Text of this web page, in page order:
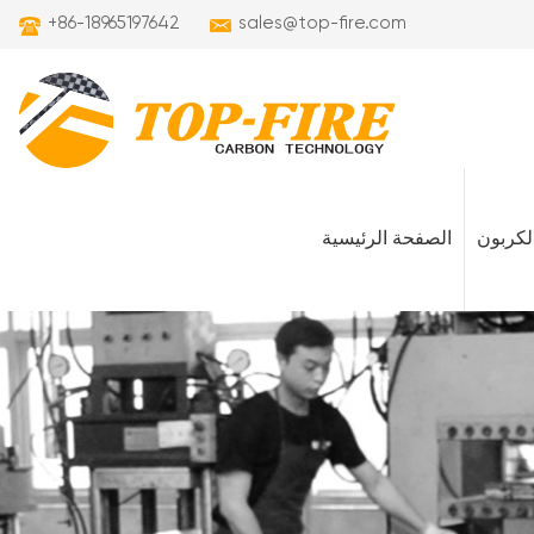
+86-18965197642 sales@top-fire.com
الصفحة الرئيسية